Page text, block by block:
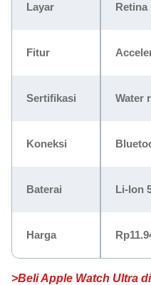
Layar Retina
Fitur
Sertifikasi Water
Koneksi
Baterai Li-Ion
Harga
>Beli Apple Watch Ultra